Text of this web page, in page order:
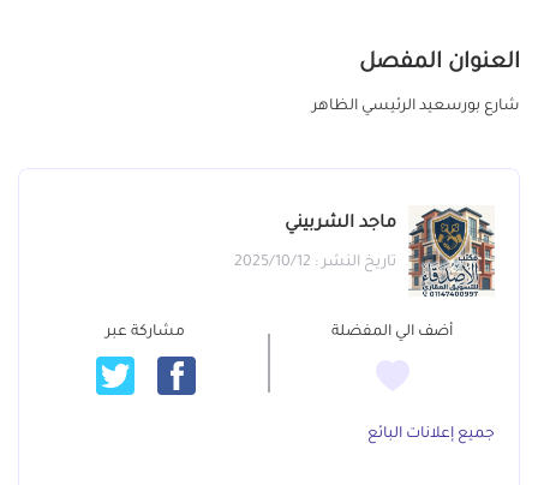
العنوان المفصل
شارع بورسعيد الرئيسي الظاهر
ماجد الشربيني
تاريخ النشر : 2025/10/12
أضف الي المفضلة مشاركة عبر
جميع إعلانات البائع